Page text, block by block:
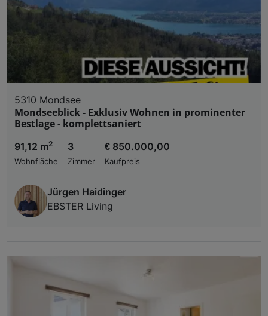
5310 Mondsee
Mondseeblick - Exklusiv Wohnen in prominenter
Bestlage - komplettsaniert
91,12 m2
Wohnfläche
3
Zimmer
€ 850.000,00
Kaufpreis
Jürgen Haidinger
EBSTER Living